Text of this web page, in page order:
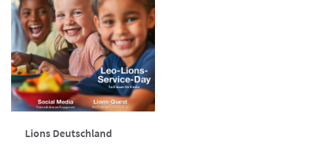
Lions Deutschland